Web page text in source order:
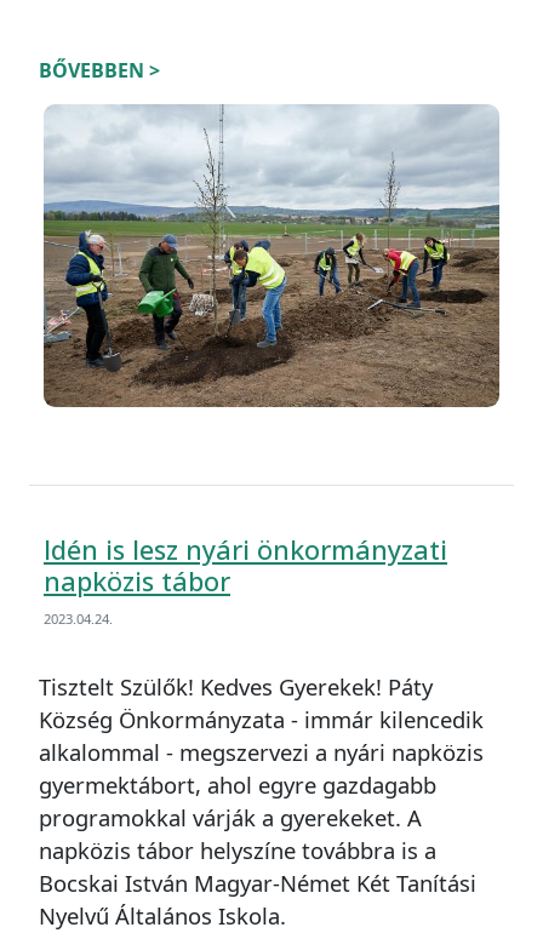
BŐVEBBEN >
Idén is lesz nyári önkormányzati
napközis tábor
2023.04.24.
Tisztelt Szülők! Kedves Gyerekek! Páty
Község Önkormányzata - immár kilencedik
alkalommal - megszervezi a nyári napközis
gyermektábort, ahol egyre gazdagabb
programokkal várják a gyerekeket. A
napközis tábor helyszíne továbbra is a
Bocskai István Magyar-Német Két Tanítási
Nyelvű Általános Iskola.